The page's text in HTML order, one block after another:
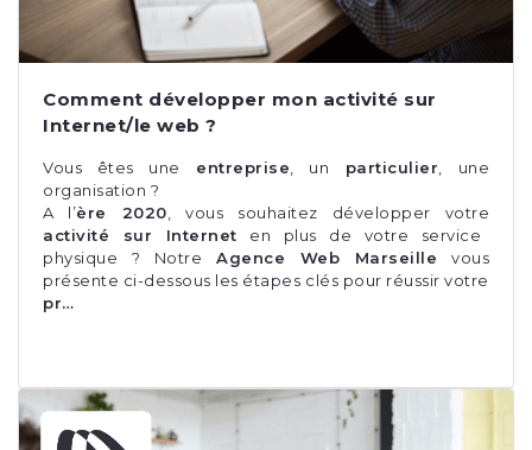
Comment développer mon activité sur
Internet/le web ?
Vous êtes une entreprise, un particulier, une
organisation ?
A l’ère 2020, vous souhaitez développer votre
activité sur Internet en plus de votre service
physique ? Notre Agence Web Marseille vous
présente ci-dessous les étapes clés pour réussir votre
pr…